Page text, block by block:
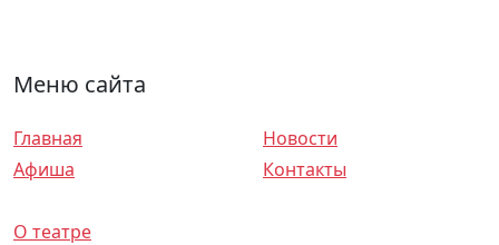
Меню сайта
Главная
Афиша
О театре
Новости
Контакты